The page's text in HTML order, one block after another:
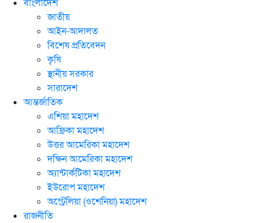
বাংলাদেশ
জাতীয়
আইন-আদালত
বিশেষ প্রতিবেদন
কৃষি
স্থানীয় সরকার
সারাদেশ
আন্তর্জাতিক
এশিয়া মহাদেশ
আফ্রিকা মহাদেশ
উত্তর আমেরিকা মহাদেশ
দক্ষিন আমেরিকা মহাদেশ
অ্যান্টার্কটিকা মহাদেশ
ইউরোপ মহাদেশ
অস্ট্রেলিয়া (ওশেনিয়া) মহাদেশ
রাজনীতি